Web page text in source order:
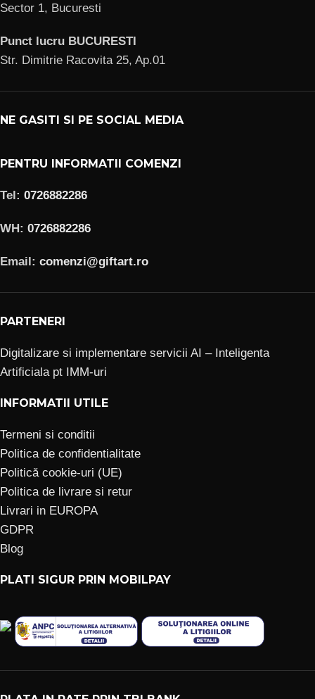
Sector 1, Bucuresti
Punct lucru BUCURESTI
Str. Dimitrie Racovita 25, Ap.01
NE GASITI SI PE SOCIAL MEDIA
PENTRU INFORMATII COMENZI
Tel: 0726882286
WH: 0726882286
Email: comenzi@giftart.ro
PARTENERI
Digitalizare si implementare servicii AI – Inteligenta
Artificiala pt IMM-uri
INFORMATII UTILE
Termeni si conditii
Politica de confidentialitate
Politică cookie-uri (UE)
Politica de livrare si retur
Livrari in EUROPA
GDPR
Blog
PLATI SIGUR PRIN MOBILPAY